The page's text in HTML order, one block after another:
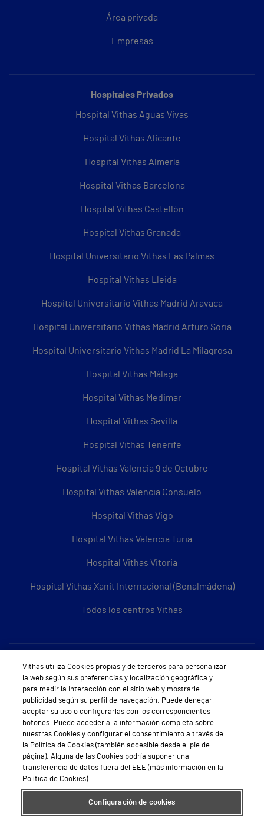
Área privada
Empresas
Hospitales Privados
Hospital Vithas Aguas Vivas
Hospital Vithas Alicante
Hospital Vithas Almería
Hospital Vithas Barcelona
Hospital Vithas Castellón
Hospital Vithas Granada
Hospital Universitario Vithas Las Palmas
Hospital Vithas Lleida
Hospital Universitario Vithas Madrid Aravaca
Hospital Universitario Vithas Madrid Arturo Soria
Hospital Universitario Vithas Madrid La Milagrosa
Hospital Vithas Málaga
Hospital Vithas Medimar
Hospital Vithas Sevilla
Hospital Vithas Tenerife
Hospital Vithas Valencia 9 de Octubre
Hospital Vithas Valencia Consuelo
Hospital Vithas Vigo
Hospital Vithas Valencia Turia
Hospital Vithas Vitoria
Hospital Vithas Xanit Internacional (Benalmádena)
Todos los centros Vithas
Sobre Vithas
Quiénes somos
Trabajar en Vithas
Teléfono Cita Médica
Teléfono Atención al Cliente
Política de seguridad y salud en el trabajo
Conoce a Supervita
Vithas utiliza Cookies propias y de terceros para personalizar
la web según sus preferencias y localización geográfica y
para medir la interacción con el sitio web y mostrarle
publicidad según su perfil de navegación. Puede denegar,
aceptar su uso o configurarlas con los correspondientes
botones. Puede acceder a la información completa sobre
nuestras Cookies y configurar el consentimiento a través de
la Política de Cookies (también accesible desde el pie de
página). Alguna de las Cookies podría suponer una
transferencia de datos fuera del EEE (más información en la
Política de Cookies).
Configuración de cookies